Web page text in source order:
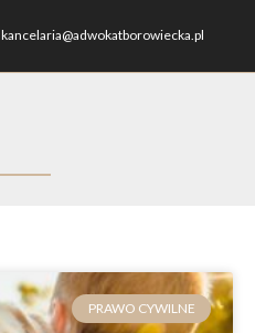
kancelaria@adwokatborowiecka.pl
PRAWO CYWILNE